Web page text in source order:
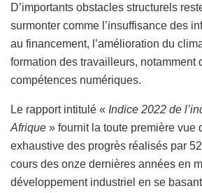
D’importants obstacles structurels
surmonter comme l’insuffisance des
au financement, l’amélioration du
formation des travailleurs, notamment
compétences numériques.
Le rapport intitulé « Indice 2022 de
Afrique » fournit la toute première vue
exhaustive des progrès réalisés par
cours des onze dernières années en
développement industriel en se